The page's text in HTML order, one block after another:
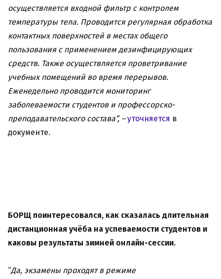
осуществляется входной фильтр с контролем
температуры тела. Проводится регулярная обработка
контактных поверхностей в местах общего
пользования с применением дезинфицирующих
средств. Также осуществляется проветривание
учебных помещений во время перерывов.
Еженедельно проводится мониторинг
заболеваемости студентов и профессорско-
преподавательского состава”, – уточняется в
документе.
БОРЩ поинтересовался, как сказалась длительная
дистанционная учёба на успеваемости студентов и
каковы результаты зимней онлайн-сессии.
“Да, экзамены проходят в режиме